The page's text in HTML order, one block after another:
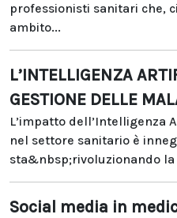
professionisti sanitari che,
ambito...
L’INTELLIGENZA
GESTIONE DELLE
L’impatto dell’Intelligenza
nel settore sanitario è
sta&nbsp;rivoluzionando
Social media in